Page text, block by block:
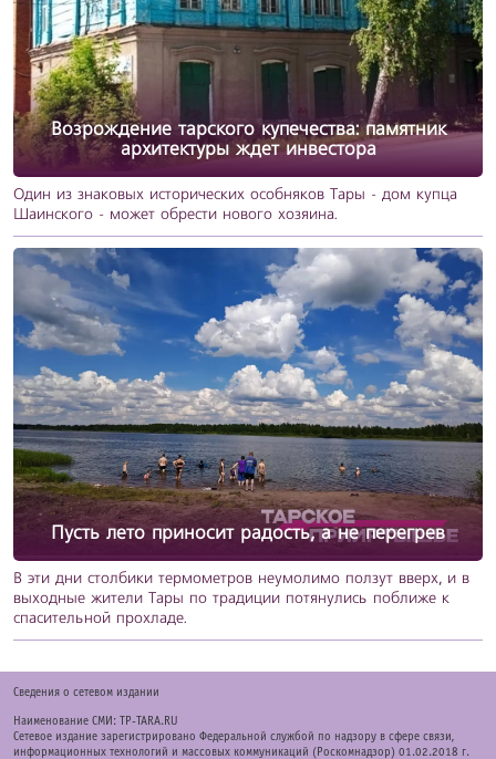
Возрождение тарского купечества: памятник
архитектуры ждет инвестора
Один из знаковых исторических особняков Тары - дом купца
Шаинского - может обрести нового хозяина.
Пусть лето приносит радость, а не перегрев
В эти дни столбики термометров неумолимо ползут вверх, и в
выходные жители Тары по традиции потянулись поближе к
спасительной прохладе.
Cведения о сетевом издании
Наименование СМИ: TP-TARA.RU
Сетевое издание зарегистрировано Федеральной службой по надзору в сфере связи,
информационных технологий и массовых коммуникаций (Роскомнадзор) 01.02.2018 г.